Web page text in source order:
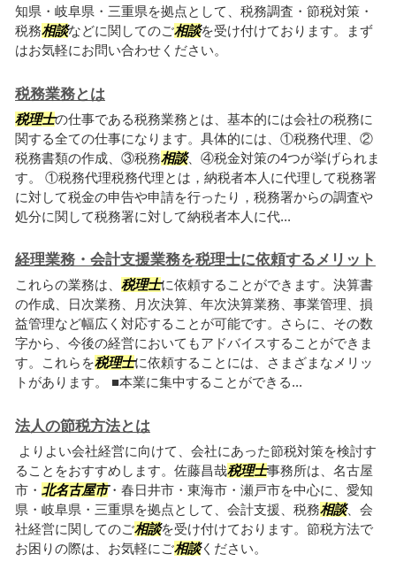
知県・岐阜県・三重県を拠点として、税務調査・節税対策・
税務相談などに関してのご相談を受け付けております。まず
はお気軽にお問い合わせください。
税務業務とは
税理士の仕事である税務業務とは、基本的には会社の税務に
関する全ての仕事になります。具体的には、①税務代理、②
税務書類の作成、③税務相談、④税金対策の4つが挙げられま
す。 ①税務代理税務代理とは，納税者本人に代理して税務署
に対して税金の申告や申請を行ったり，税務署からの調査や
処分に関して税務署に対して納税者本人に代...
経理業務・会計支援業務を税理士に依頼するメリット
これらの業務は、 税理士に依頼することができます。決算書
の作成、日次業務、月次決算、年次決算業務、事業管理、損
益管理など幅広く対応することが可能です。さらに、その数
字から、今後の経営においてもアドバイスすることができま
す。これらを税理士に依頼することには、さまざまなメリッ
トがあります。 ■本業に集中することができる...
法人の節税方法とは
よりよい会社経営に向けて、会社にあった節税対策を検討す
ることをおすすめします。佐藤昌哉税理士事務所は、名古屋
市・ 北名古屋市・春日井市・東海市・瀬戸市を中心に、愛知
県・岐阜県・三重県を拠点として、会計支援、税務相談、会
社経営に関してのご相談を受け付けております。節税方法で
お困りの際は、お気軽にご相談ください。